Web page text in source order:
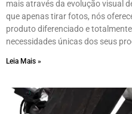
mais através da evolução visual
que apenas tirar fotos, nós
produto diferenciado e
necessidades únicas dos seus
Leia Mais »